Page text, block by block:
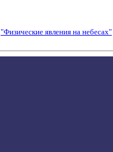
"Физические явления на небесах"